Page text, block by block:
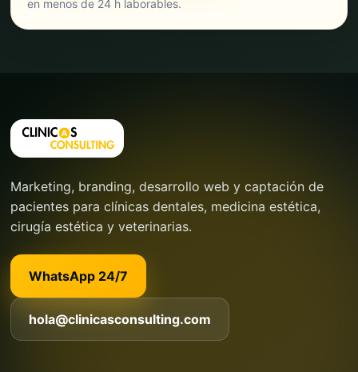
en menos de 24 h laborables.
Marketing, branding, desarrollo web y captación de
pacientes para clínicas dentales, medicina estética,
cirugía estética y veterinarias.
WhatsApp 24/7
hola@clinicasconsulting.com